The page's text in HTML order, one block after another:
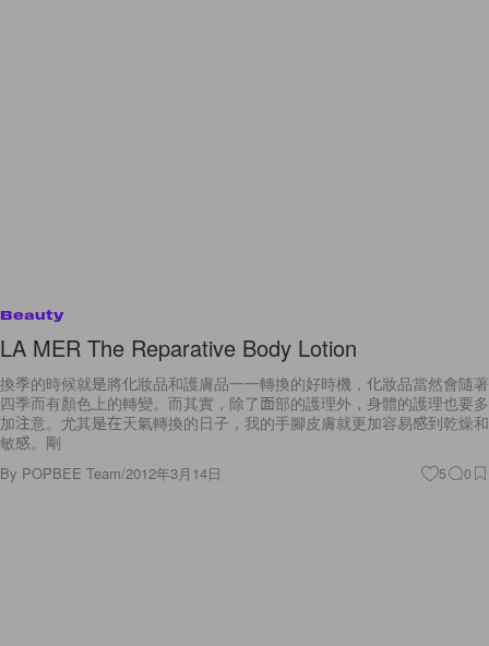
Beauty
LA MER The Reparative Body Lotion
換季的時候就是將化妝品和護膚品一一轉換的好時機，化妝品當然會隨著
四季而有顏色上的轉變。而其實，除了面部的護理外，身體的護理也要多
加注意。尤其是在天氣轉換的日子，我的手腳皮膚就更加容易感到乾燥和
敏感。剛
By POPBEE Team/2012年3月14日 5 0